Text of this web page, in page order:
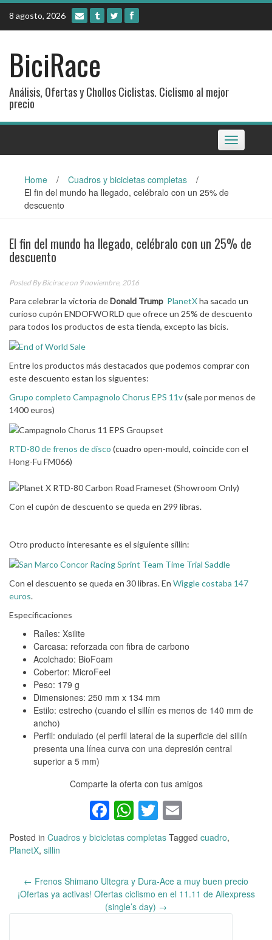
Skip
content
8 agosto, 2026
BiciRace
Análisis, Ofertas y Chollos Ciclistas. Ciclismo al mejor
precio
Toggle
navigation
Home / Cuadros y bicicletas completas
/
El fin del mundo ha llegado, celébralo con un 25% de
descuento
El fin del mundo ha llegado, celébralo con un 25% de
descuento
Posted ByBiciraceon 9 noviembre, 2016
Para celebrar la victoria deDonald Trump PlanetXha sacado un
curioso cupón ENDOFWORLD que ofrece un 25% de descuento
para todos los productos de esta tienda, excepto las bicis.
Entre los productos más destacados que podemos comprar con
este descuento estan los siguentes:
Grupo completo Campagnolo Chorus EPS 11v(sale por menos de
1400 euros)
RTD-80 de frenos de disco (cuadro open-mould, coincide con el
Hong-Fu FM066)
Con el cupón de descuento se queda en 299 libras.
Otro producto interesante es el siguiente sillin:
Con el descuento se queda en 30 libras. En Wiggle costaba 147
euros.
Especificaciones
Raíles: Xsilite
Carcasa: reforzada con fibra de carbono
Acolchado: BioFoam
Cobertor: MicroFeel
Peso: 179 g
Dimensiones: 250 mm x 134 mm
Estilo: estrecho (cuando el sillín es menos de 140 mm de
ancho)
Perfil: ondulado (el perfil lateral de la superficie del sillín
presenta una línea curva con una depresión central
superior a 5 mm)
Comparte la oferta con tus amigos
Facebook
WhatsApp
Twitter
Posted in Cuadros y bicicletas completas Tagged cuadro,
PlanetX, sillin
Post
← Frenos Shimano Ultegra y Dura-Ace a muy buen precio
¡Ofertas ya activas! Ofertas ciclismo en el 11.11 de Aliexpress
(single’s day) →